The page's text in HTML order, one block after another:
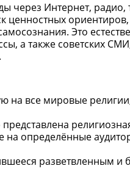
через Интернет, радио,
Это
а также советских
все мировые
определённые
разветвленным